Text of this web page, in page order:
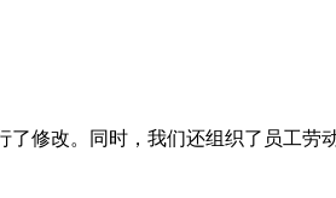
修改。同时，我们还组织了员工劳